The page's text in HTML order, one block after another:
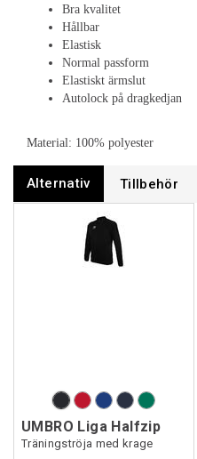
Bra kvalitet
Hållbar
Elastisk
Normal passform
Elastiskt ärmslut
Autolock på dragkedjan
Material: 100% polyester
Alternativ Tillbehör
UMBRO Liga Halfzip
Träningströja med krage